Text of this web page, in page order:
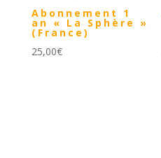
Abonnement 1
an « La Sphère »
(France)
25,00€